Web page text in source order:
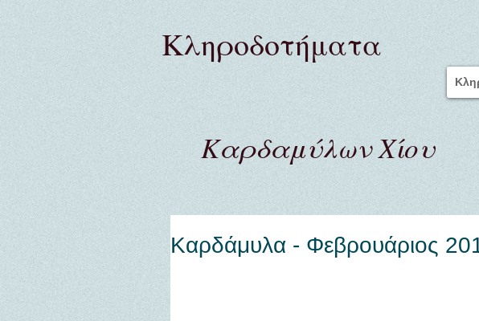
Κληροδoτήματα
Καρδαμύλων Χίου
Καρδάμυλα - Φεβρουάριος